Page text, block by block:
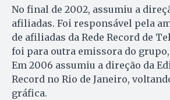
No final de 2002, assumiu a
afiliadas. Foi responsável pela
de afiliadas da Rede Record de
foi para outra emissora do grupo,
Em 2006 assumiu a direção da
Record no Rio de Janeiro,
gráfica.